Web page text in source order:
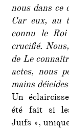
nous dans ce
Car eux, au
connu le
crucifié.
de Le
actes, nous
mains
Un
été fait si
Juifs »,